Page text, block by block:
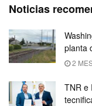
Noticias
planta
2
TNR e